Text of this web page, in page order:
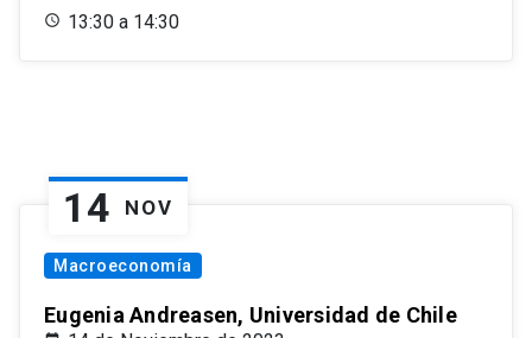
13:30 a 14:30
14 NOV
Macroeconomía
Eugenia Andreasen, Universidad de Chile